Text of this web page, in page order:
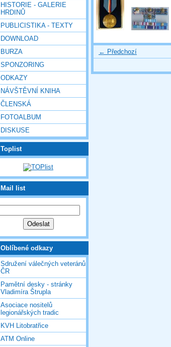
HISTORIE - GALERIE
HRDINŮ
PUBLICISTIKA - TEXTY
DOWNLOAD
BURZA
SPONZORING
ODKAZY
NÁVŠTĚVNÍ KNIHA
ČLENSKÁ
FOTOALBUM
DISKUSE
Toplist
Mail list
Oblíbené odkazy
Sdružení válečných veteránů
ČR
Pamětní desky - stránky
Vladimíra Štrupla
Asociace nositelů
legionářských tradic
KVH Litobratřice
ATM Online
← Předchozí